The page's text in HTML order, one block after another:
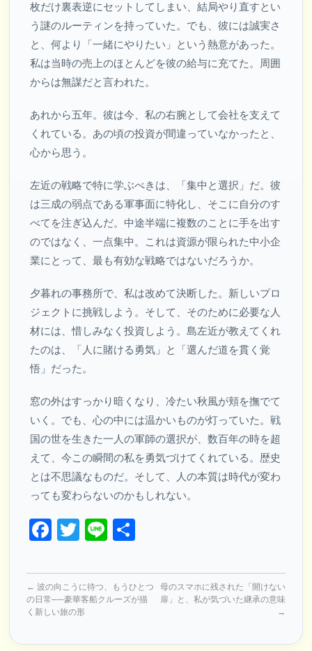
枚だけ裏表逆にセットしてしまい、結局やり直すとい
う謎のルーティンを持っていた。でも、彼には誠実さ
と、何より「一緒にやりたい」という熱意があった。
私は当時の売上のほとんどを彼の給与に充てた。周囲
からは無謀だと言われた。
あれから五年。彼は今、私の右腕として会社を支えて
くれている。あの頃の投資が間違っていなかったと、
心から思う。
左近の戦略で特に学ぶべきは、「集中と選択」だ。彼
は三成の弱点である軍事面に特化し、そこに自分のす
べてを注ぎ込んだ。中途半端に複数のことに手を出す
のではなく、一点集中。これは資源が限られた中小企
業にとって、最も有効な戦略ではないだろうか。
夕暮れの事務所で、私は改めて決断した。新しいプロ
ジェクトに挑戦しよう。そして、そのために必要な人
材には、惜しみなく投資しよう。島左近が教えてくれ
たのは、「人に賭ける勇気」と「選んだ道を貫く覚
悟」だった。
窓の外はすっかり暗くなり、冷たい秋風が頬を撫でて
いく。でも、心の中には温かいものが灯っていた。戦
国の世を生きた一人の軍師の選択が、数百年の時を超
えて、今この瞬間の私を勇気づけてくれている。歴史
とは不思議なものだ。そして、人の本質は時代が変わ
っても変わらないのかもしれない。
Facebook
Twitter
Line
← 波の向こうに待つ、もうひとつ
の日常──豪華客船クルーズが描
く新しい旅の形
母のスマホに残された「開けない
扉」と、私が気づいた継承の意味
→